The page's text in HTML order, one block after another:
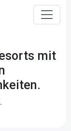
mit